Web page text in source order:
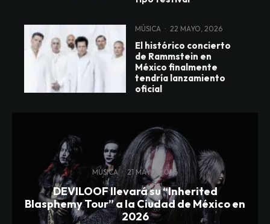
MÚSICA · 22 MAYO, 2026
El histórico concierto
de Rammstein en
México finalmente
tendría lanzamiento
oficial
MÚSICA · 21 MAYO, 2026
DEVILOOF llevará su “Inherited
Blasphemy Tour” a la Ciudad de México en
2026